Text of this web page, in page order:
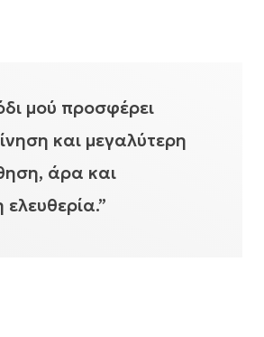
μού προσφέρει
και μεγαλύτερη
άρα και